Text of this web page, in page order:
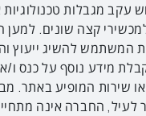
עקב מגבלות טכנולוגיות
קצה שונים. למען
המשתמש להשיג ייעוץ
מידע נוסף על כנס ו/
שירות המופיע באתר.
לעיל, החברה אינה